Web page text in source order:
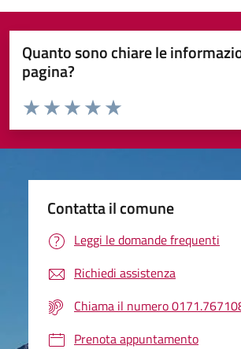
Quanto sono chiare le
pagina?
Valuta da 1 a 5 stelle la pagina
Valuta 5 stelle su 5
Valuta 4 stelle su 5
Valuta 3 stelle su 5
Valuta 2 stelle su 5
Valuta 1 stelle su 5
Contatta il comune
Leggi le domande frequenti
Richiedi assistenza
Chiama il numero
Prenota appuntamento